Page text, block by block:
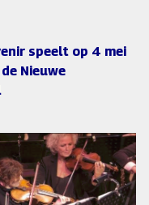
speelt op 4 mei
Nieuwe